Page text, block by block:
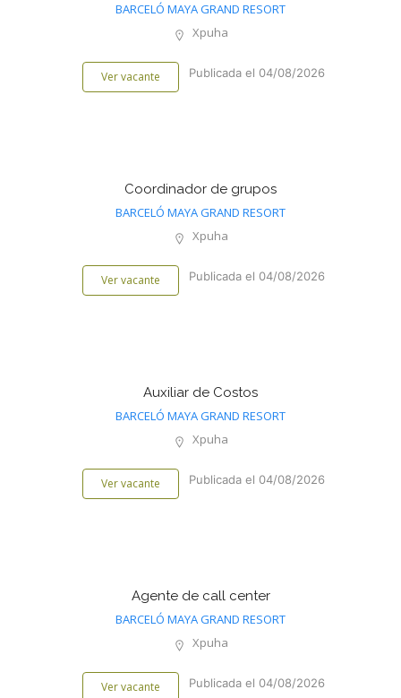
BARCELÓ MAYA GRAND RESORT
Xpuha
Ver vacante Publicada el 04/08/2026
Coordinador de grupos
BARCELÓ MAYA GRAND RESORT
Xpuha
Ver vacante Publicada el 04/08/2026
Auxiliar de Costos
BARCELÓ MAYA GRAND RESORT
Xpuha
Ver vacante Publicada el 04/08/2026
Agente de call center
BARCELÓ MAYA GRAND RESORT
Xpuha
Ver vacante Publicada el 04/08/2026